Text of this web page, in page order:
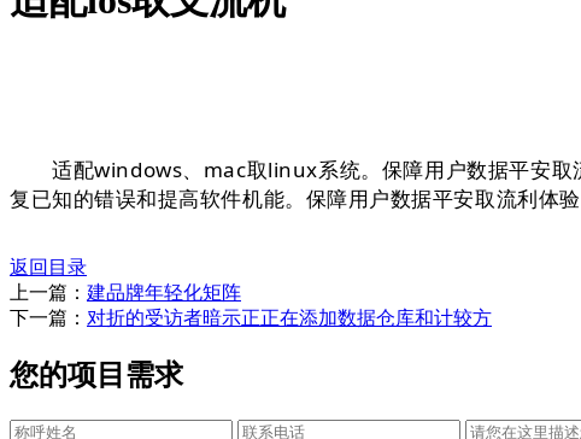
适配windows、mac取linux系统。保障用户数据平安取
复已知的错误和提高软件机能。保障用户数据平安取流利体
返回目录
上一篇： 建品牌年轻化矩阵
下一篇： 对折的受访者暗示正正在添加数据仓库和计较方
您的项目需求